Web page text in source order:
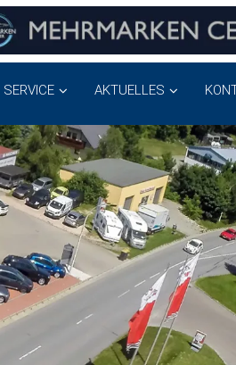
SERVICE AKTUELLES